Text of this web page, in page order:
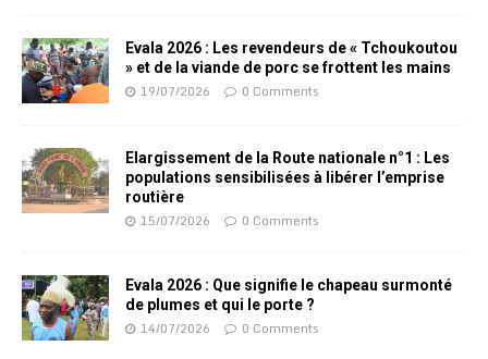
Evala 2026 : Les revendeurs de « Tchoukoutou
» et de la viande de porc se frottent les mains
19/07/2026 0 Comments
Elargissement de la Route nationale n°1 : Les
populations sensibilisées à libérer l’emprise
routière
15/07/2026 0 Comments
Evala 2026 : Que signifie le chapeau surmonté
de plumes et qui le porte ?
14/07/2026 0 Comments